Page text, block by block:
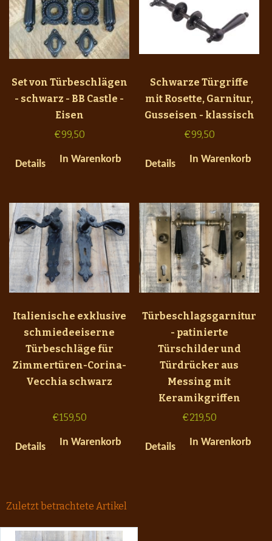
Set von Türbeschlägen
- schwarz - BB Castle -
Eisen
€99,50
Details In Warenkorb
Schwarze Türgriffe
mit Rosette, Garnitur,
Gusseisen - klassisch
€99,50
Details In Warenkorb
Italienische exklusive
schmiedeeiserne
Türbeschläge für
Zimmertüren-Corina-
Vecchia schwarz
€159,50
Details In Warenkorb
Türbeschlagsgarnitur
- patinierte
Türschilder und
Türdrücker aus
Messing mit
Keramikgriffen
€219,50
Details In Warenkorb
Zuletzt betrachtete Artikel